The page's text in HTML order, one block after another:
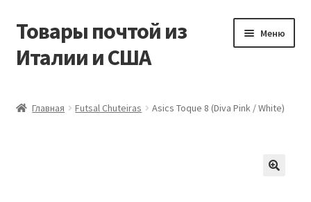
Перейти
навигации
Перейти
содержимому
Товары почтой из
Италии и США
Меню
Главная Futsal Сhuteiras Asics Toque 8 (Diva Pink / White)